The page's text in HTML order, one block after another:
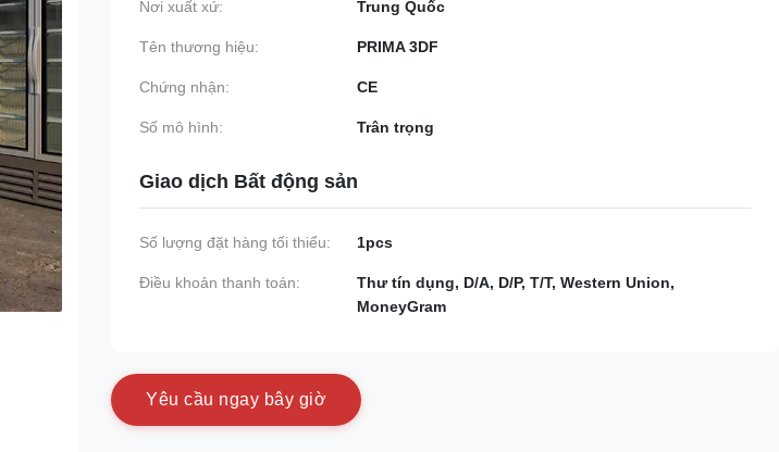
Nơi xuất xứ: Trung Quốc
Tên thương hiệu: PRIMA 3DF
Chứng nhận: CE
Số mô hình: Trân trọng
Giao dịch Bất động sản
Số lượng đặt hàng tối thiểu: 1pcs
Điều khoản thanh toán:
Thư tín dụng, D/A, D/P, T/T, Western Union,
MoneyGram
Yêu cầu ngay bây giờ